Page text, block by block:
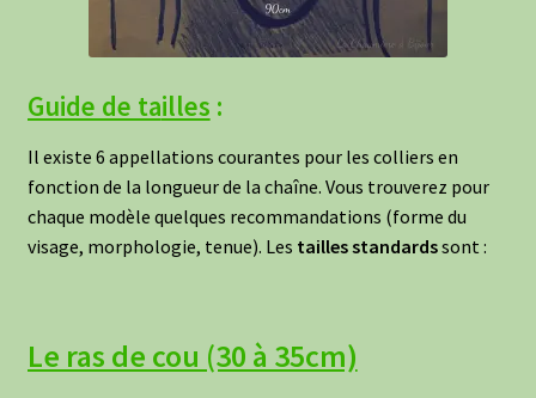
Guide de tailles :
Il existe 6 appellations courantes pour les colliers en
fonction de la longueur de la chaîne. Vous trouverez pour
chaque modèle quelques recommandations (forme du
visage, morphologie, tenue). Les tailles standardssont :
Le ras de cou (30 à 35cm)